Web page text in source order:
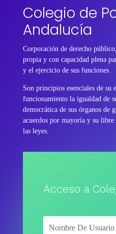
Colegio de
Andalucía
Corporación de derecho
propia y con capacidad plena
y el ejercicio de sus funciones.
Son principios esenciales de su
funcionamiento la igualdad de
democrática de sus órganos de
acuerdos por mayoría y su
las leyes.
Acceso a